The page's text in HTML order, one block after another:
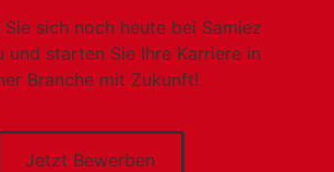
Sie sich noch heute bei Samiez
und starten Sie Ihre Karriere in
Branche mit Zukunft!
Jetzt Bewerben